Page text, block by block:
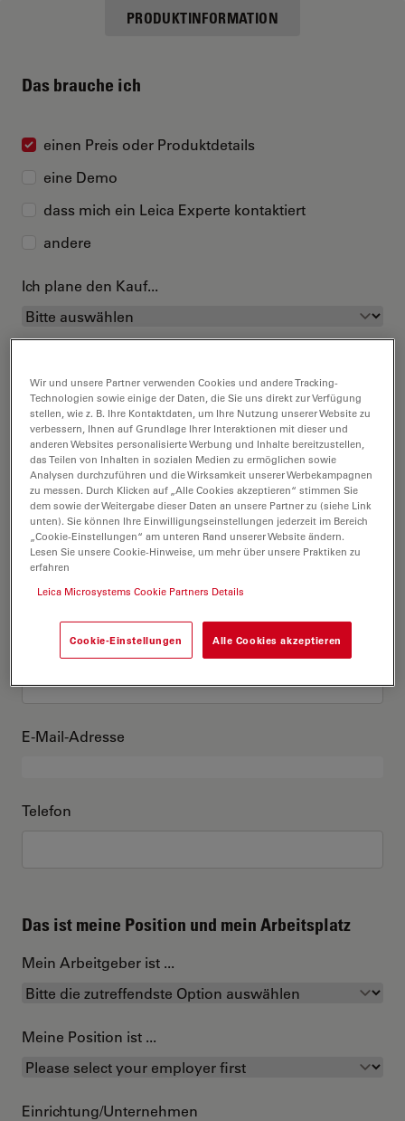
PRODUKTINFORMATION
Das brauche ich
einen Preis oder Produktdetails
eine Demo
dass mich ein Leica Experte kontaktiert
andere
Ich plane den Kauf...
Das bin ich
Akademischer Grad
Vorname
Nachname
E-Mail-Adresse
Telefon
Das ist meine Position und mein Arbeitsplatz
Mein Arbeitgeber ist ...
Meine Position ist ...
Einrichtung/Unternehmen
Wir und unsere Partner verwenden Cookies und andere Tracking-
Technologien sowie einige der Daten, die Sie uns direkt zur Verfügung
stellen, wie z. B. Ihre Kontaktdaten, um Ihre Nutzung unserer Website zu
verbessern, Ihnen auf Grundlage Ihrer Interaktionen mit dieser und
anderen Websites personalisierte Werbung und Inhalte bereitzustellen,
das Teilen von Inhalten in sozialen Medien zu ermöglichen sowie
Analysen durchzuführen und die Wirksamkeit unserer Werbekampagnen
zu messen. Durch Klicken auf „Alle Cookies akzeptieren“ stimmen Sie
dem sowie der Weitergabe dieser Daten an unsere Partner zu (siehe Link
unten). Sie können Ihre Einwilligungseinstellungen jederzeit im Bereich
„Cookie-Einstellungen“ am unteren Rand unserer Website ändern.
Lesen Sie unsere Cookie-Hinweise, um mehr über unsere Praktiken zu
erfahren
Leica Microsystems Cookie Partners Details
Cookie-Einstellungen Alle Cookies akzeptieren